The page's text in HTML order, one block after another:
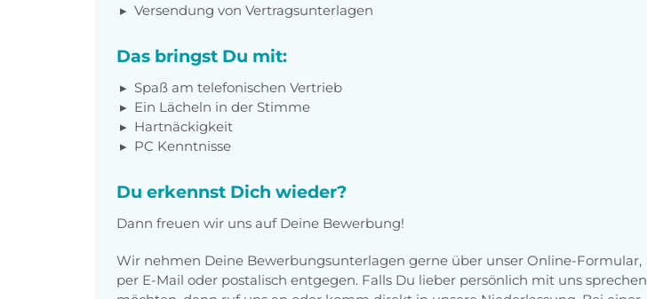
Versendung von Vertragsunterlagen
Das bringst Du mit:
Spaß am telefonischen Vertrieb
Ein Lächeln in der Stimme
Hartnäckigkeit
PC Kenntnisse
Du erkennst Dich wieder?
Dann freuen wir uns auf Deine Bewerbung!
Wir nehmen Deine Bewerbungsunterlagen gerne über unser Online-Formular,
per E-Mail oder postalisch entgegen. Falls Du lieber persönlich mit uns sprechen